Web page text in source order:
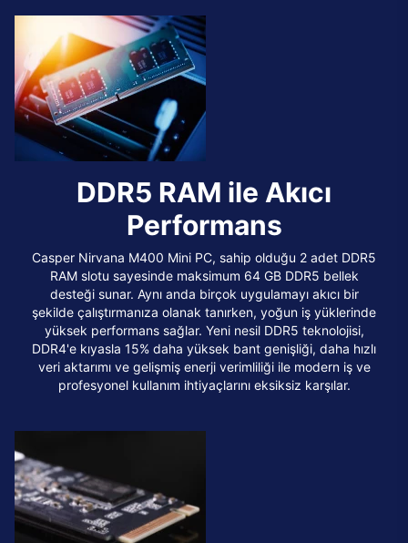
DDR5 RAM ile Akıcı
Performans
Casper Nirvana M400 Mini PC, sahip olduğu 2 adet DDR5
RAM slotu sayesinde maksimum 64 GB DDR5 bellek
desteği sunar. Aynı anda birçok uygulamayı akıcı bir
şekilde çalıştırmanıza olanak tanırken, yoğun iş yüklerinde
yüksek performans sağlar. Yeni nesil DDR5 teknolojisi,
DDR4'e kıyasla 15% daha yüksek bant genişliği, daha hızlı
veri aktarımı ve gelişmiş enerji verimliliği ile modern iş ve
profesyonel kullanım ihtiyaçlarını eksiksiz karşılar.